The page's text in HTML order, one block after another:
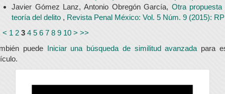
Javier Gómez Lanz, Antonio Obregón García, Otra propuesta
teoría del delito , Revista Penal México: Vol. 5 Núm. 9 (2015):
< 1 2 3 4 5 6 7 8 9 10 > >>
puede Iniciar una búsqueda de similitud avanzada para
universidad